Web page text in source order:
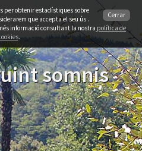
somnis
Cerrar
per obtenir estadístiques sobre
que accepta el seu ús .
informació consultant la nostra política de
.